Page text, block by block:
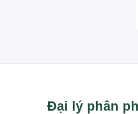
Đại lý phân